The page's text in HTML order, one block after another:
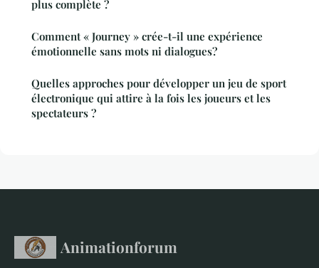
plus complète ?
Comment « Journey » crée-t-il une expérience
émotionnelle sans mots ni dialogues?
Quelles approches pour développer un jeu de sport
électronique qui attire à la fois les joueurs et les
spectateurs ?
Animationforum